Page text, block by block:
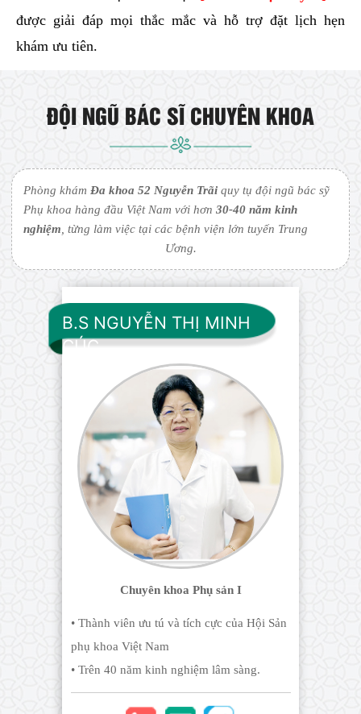
được giải đáp mọi thắc mắc và hỗ trợ đặt lịch hẹn
khám ưu tiên.
ĐỘI NGŨ BÁC SĨ CHUYÊN KHOA
Phòng khámĐa khoa 52 Nguyễn Trãi quy tụ đội ngũ bác sỹ
Phụ khoa hàng đầu Việt Nam với hơn30-40 năm kinh
nghiệm , từng làm việc tại các bệnh viện lớn tuyến Trung
Ương.
B.S NGUYỄN THỊ MINH
CÚC
Chuyên khoa Phụ sản I
• Thành viên ưu tú và tích cực của Hội Sản
phụ khoa Việt Nam
• Trên 40 năm kinh nghiệm lâm sàng.